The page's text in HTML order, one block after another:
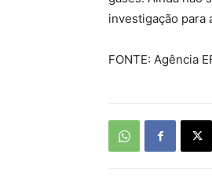
investigação para
FONTE: Agência